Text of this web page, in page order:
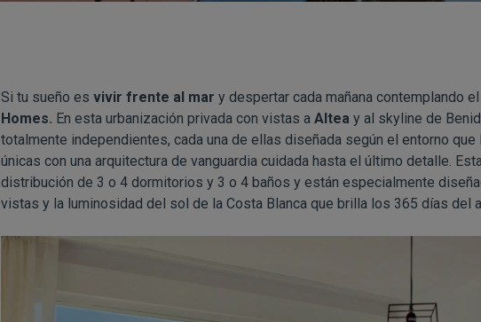
Si tu sueño es vivir frente al mar y despertar cada mañana contemplando
Homes. En esta urbanización privada con vistas a Altea y al skyline de
totalmente independientes, cada una de ellas diseñada según el entorno
únicas con una arquitectura de vanguardia cuidada hasta el último detalle.
distribución de 3 o 4 dormitorios y 3 o 4 baños y están especialmente
vistas y la luminosidad del sol de la Costa Blanca que brilla los 365 días del